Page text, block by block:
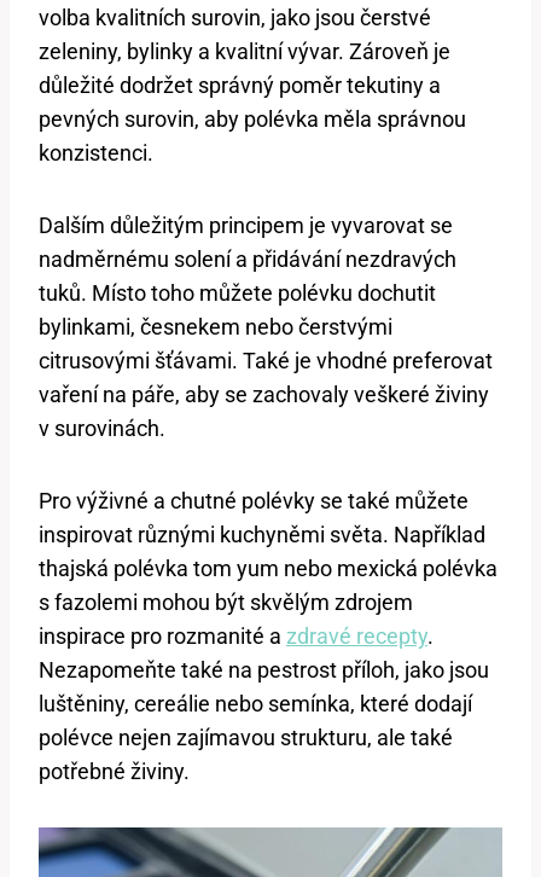
volba kvalitních‌ surovin, jako⁢ jsou ⁤čerstvé
zeleniny,‌ bylinky a kvalitní vývar.​ Zároveň je
důležité dodržet⁢ správný poměr tekutiny a
pevných surovin, aby polévka měla správnou
konzistenci.
Dalším důležitým principem je vyvarovat se
nadměrnému solení​ a⁤ přidávání nezdravých ​
tuků.⁤ Místo toho můžete polévku dochutit
bylinkami, česnekem nebo čerstvými
citrusovými⁢ šťávami. Také je vhodné preferovat
vaření na páře, aby se zachovaly veškeré ⁤živiny
v surovinách.
Pro výživné ‌a chutné polévky se ⁣také‌ můžete
‍inspirovat⁢ různými ⁢kuchyněmi⁤ světa.‌ Například
thajská polévka tom yum ​nebo mexická polévka
s fazolemi​ mohou být skvělým zdrojem⁤
inspirace pro rozmanité a ​ zdravé recepty.
Nezapomeňte také ⁣na ⁤pestrost příloh, jako⁢ jsou
luštěniny, cereálie nebo ⁣semínka, které ‌dodají
polévce⁢ nejen⁢ zajímavou⁤ strukturu, ⁣ale také
potřebné ‌živiny. ⁢